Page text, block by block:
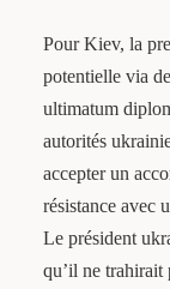
Pour Kiev, la
potentielle via
ultimatum
autorités
accepter un
résistance avec
Le président
qu’il ne trahirait